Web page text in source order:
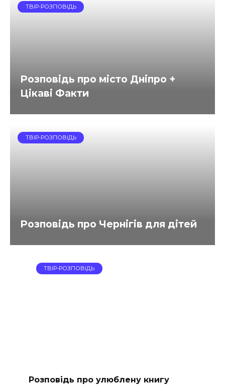
ТВІР-РОЗПОВІДЬ
Розповідь про місто Дніпро +
Цікаві Факти
ТВІР-РОЗПОВІДЬ
Розповідь про Чернігів для дітей
ТВІР-РОЗПОВІДЬ
Розповідь про улюблену книгу